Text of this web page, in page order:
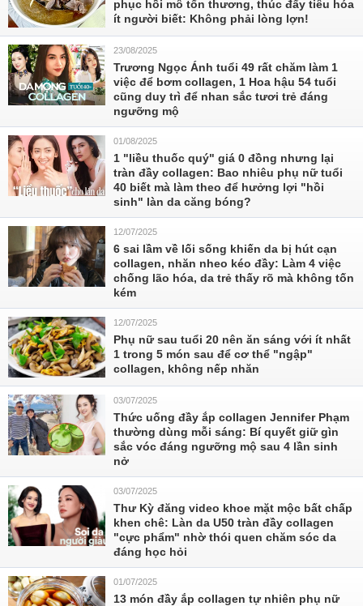
phục hồi mô tổn thương, thúc đẩy tiêu hóa
ít người biết: Không phải lòng lợn!
23/08/2025
Trương Ngọc Ánh tuổi 49 rất chăm làm 1
việc để bơm collagen, 1 Hoa hậu 54 tuổi
cũng duy trì để nhan sắc tươi trẻ đáng
ngưỡng mộ
01/08/2025
1 "liều thuốc quý" giá 0 đồng nhưng lại
tràn đầy collagen: Bao nhiêu phụ nữ tuổi
40 biết mà làm theo để hưởng lợi "hồi
sinh" làn da căng bóng?
12/07/2025
6 sai lầm về lối sống khiến da bị hút cạn
collagen, nhăn nheo kéo đầy: Làm 4 việc
chống lão hóa, da trẻ thấy rõ mà không tốn
kém
12/07/2025
Phụ nữ sau tuổi 20 nên ăn sáng với ít nhất
1 trong 5 món sau để cơ thể "ngập"
collagen, không nếp nhăn
03/07/2025
Thức uống đầy ắp collagen Jennifer Phạm
thường dùng mỗi sáng: Bí quyết giữ gìn
sắc vóc đáng ngưỡng mộ sau 4 lần sinh
nở
03/07/2025
Thư Kỳ đăng video khoe mặt mộc bất chấp
khen chê: Làn da U50 tràn đầy collagen
"cực phẩm" nhờ thói quen chăm sóc da
đáng học hỏi
01/07/2025
13 món đầy ắp collagen tự nhiên phụ nữ